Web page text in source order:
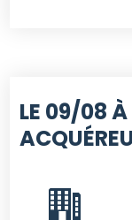
LE 09/08